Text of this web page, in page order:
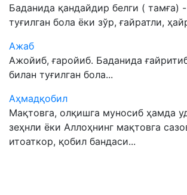
Баданида қандайдир белги ( тамға)
туғилган бола ёки зўр, ғайратли,
Ажаб
Ажойиб, ғаройиб. Баданида
билан туғилган бола...
Аҳмадқобил
Мақтовга, олқишга муносиб ҳамда
зеҳнли ёки Аллоҳнинг мақтовга
итоаткор, қобил бандаси...